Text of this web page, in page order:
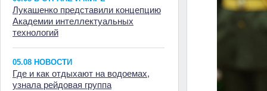
Лукашенко представили концепцию
Академии интеллектуальных
технологий
05.08 НОВОСТИ
Где и как отдыхают на водоемах,
узнала рейдовая группа